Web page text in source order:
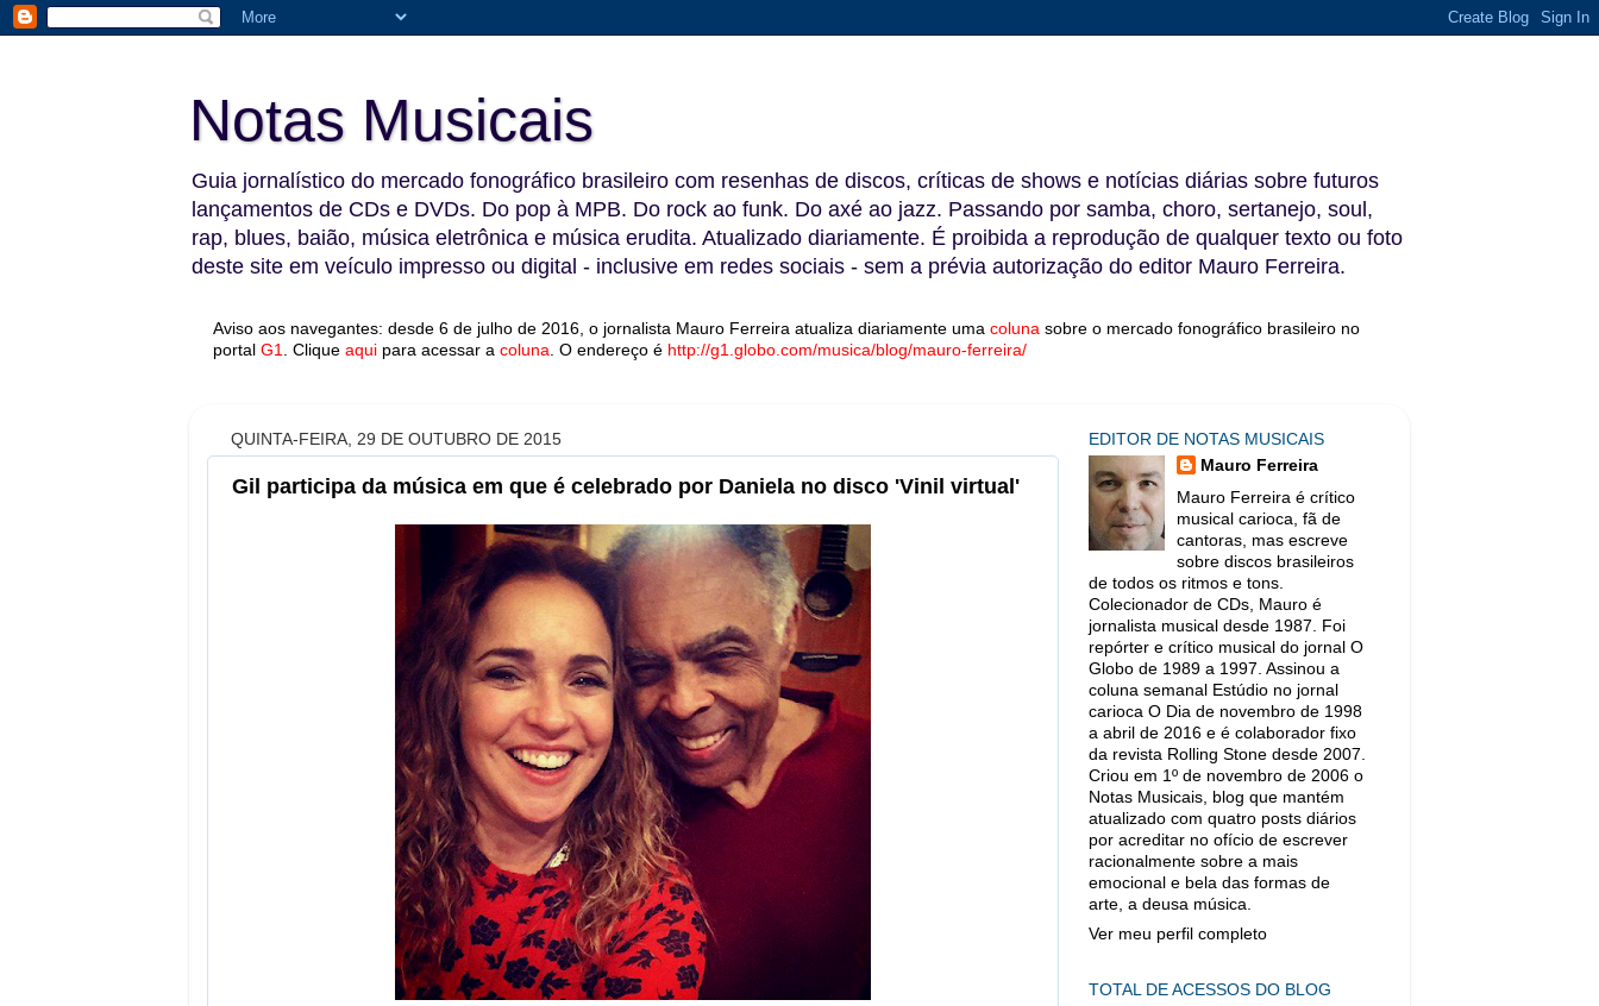
Notas Musicais
Guia jornalístico do mercado fonográfico brasileiro com resenhas de discos, críticas de shows e notícias diárias sobre futuros
lançamentos de CDs e DVDs. Do pop à MPB. Do rock ao funk. Do axé ao jazz. Passando por samba, choro, sertanejo, soul,
rap, blues, baião, música eletrônica e música erudita. Atualizado diariamente. É proibida a reprodução de qualquer texto ou foto
deste site em veículo impresso ou digital - inclusive em redes sociais - sem a prévia autorização do editor Mauro Ferreira.
Aviso aos navegantes: desde 6 de julho de 2016, o jornalista Mauro Ferreira atualiza diariamente uma coluna sobre o mercado fonográfico brasileiro no
portal G1 Clique aqui para acessar a coluna O endereço é http://g1.globo.com/musica/blog/mauro-ferreira/
QUINTA-FEIRA, 29 DE OUTUBRO DE 2015
Gil participa da música em que é celebrado por Daniela no disco 'Vinil virtual'
EDITOR DE NOTAS MUSICAIS
Mauro Ferreira
Mauro Ferreira é crítico
musical carioca, fã de
cantoras, mas escreve
sobre discos brasileiros
de todos os ritmos e tons.
Colecionador de CDs, Mauro é
jornalista musical desde 1987. Foi
repórter e crítico musical do jornal O
Globo de 1989 a 1997. Assinou a
coluna semanal Estúdio no jornal
carioca O Dia de novembro de 1998
a abril de 2016 e é colaborador fixo
da revista Rolling Stone desde 2007.
Criou em 1º de novembro de 2006 o
Notas Musicais, blog que mantém
atualizado com quatro posts diários
por acreditar no ofício de escrever
racionalmente sobre a mais
emocional e bela das formas de
arte, a deusa música.
Ver meu perfil completo
TOTAL DE ACESSOS DO BLOG